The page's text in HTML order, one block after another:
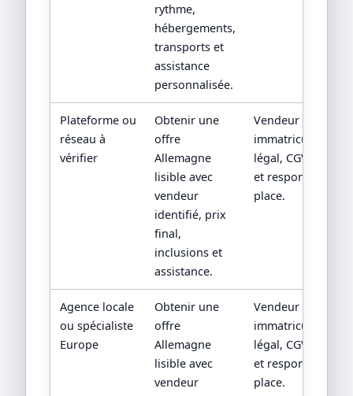
rythme,
hébergements,
transports et
assistance
personnalisée.
Plateforme ou
réseau à
vérifier
Obtenir une
offre
Allemagne
lisible avec
vendeur
identifié, prix
final,
inclusions et
assistance.
Vendeur
immatriculation/
légal, CGV,
et responsabilité
place.
Agence locale
ou spécialiste
Europe
Obtenir une
offre
Allemagne
lisible avec
vendeur
Vendeur
immatriculation/
légal, CGV,
et responsabilité
place.